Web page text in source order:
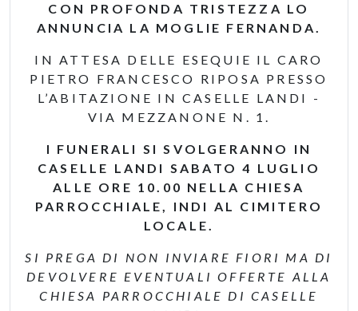
CON PROFONDA TRISTEZZA LO
ANNUNCIA LA MOGLIE FERNANDA.
IN ATTESA DELLE ESEQUIE IL CARO
PIETRO FRANCESCO RIPOSA PRESSO
L’ABITAZIONE IN CASELLE LANDI -
VIA MEZZANONE N. 1.
I FUNERALI SI SVOLGERANNO IN
CASELLE LANDI SABATO 4 LUGLIO
ALLE ORE 10.00 NELLA CHIESA
PARROCCHIALE, INDI AL CIMITERO
LOCALE.
SI PREGA DI NON INVIARE FIORI MA DI
DEVOLVERE EVENTUALI OFFERTE ALLA
CHIESA PARROCCHIALE DI CASELLE